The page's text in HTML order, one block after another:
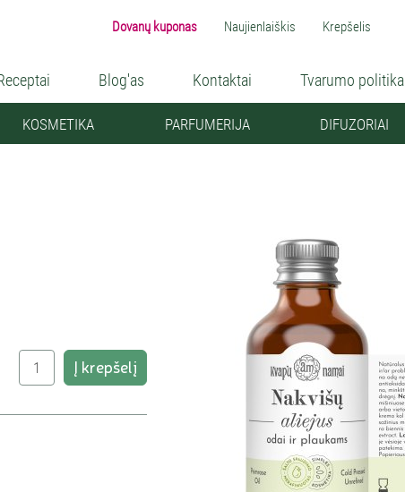
Dovanų kuponas Naujienlaiškis Krepšelis
Blog'as Kontaktai Tvarumo politika
KOSMETIKA PARFUMERIJA DIFUZORIAI
Į krepšelį